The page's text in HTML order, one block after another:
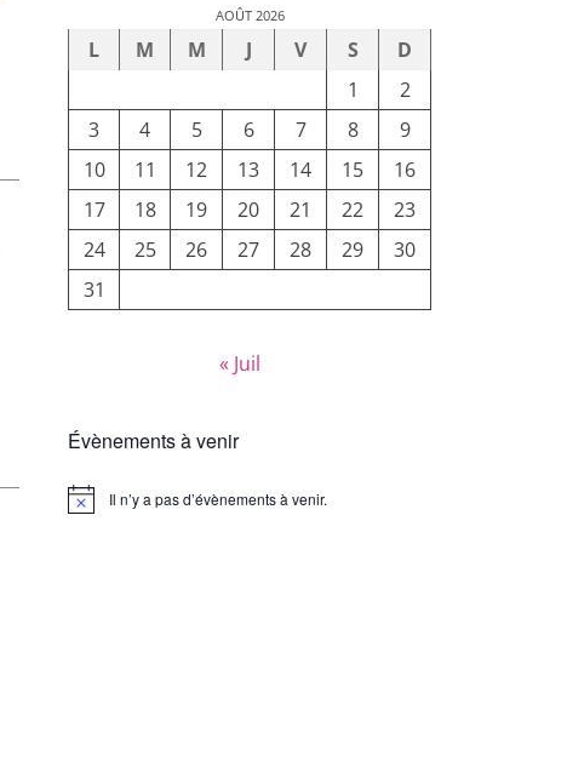
AOÛT 2026
L M M J V S
D
1
2
3
4 5 6 7 8
9
10
11 12 13 14 15
16
17
18 19 20 21 22
23
24
25 26 27 28 29
30
31
« Juil
Évènements à venir
Notice Il n’y a pas d’évènements à venir.